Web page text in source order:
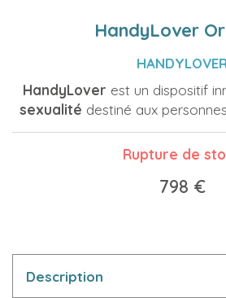
HandyLover
HandyLover est un dispositif
sexualité destiné aux
Rupture de
798 €
Description